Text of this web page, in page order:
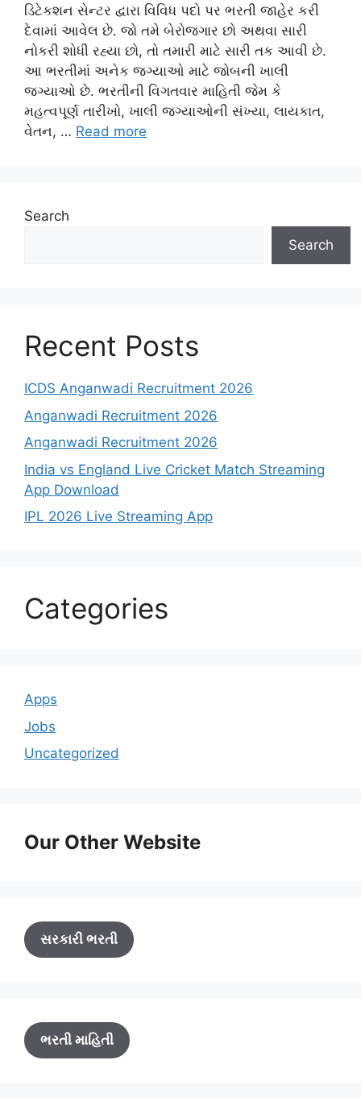
ડિટેકશન સેન્ટર દ્વારા વિવિધ પદો પર ભરતી જાહેર કરી
દેવામાં આવેલ છે. જો તમે બેરોજગાર છો અથવા સારી
નોકરી શોધી રહ્યા છો, તો તમારી માટે સારી તક આવી છે.
આ ભરતીમાં અનેક જગ્યાઓ માટે જોબની ખાલી
જગ્યાઓ છે. ભરતીની વિગતવાર માહિતી જેમ કે
મહત્વપૂર્ણ તારીખો, ખાલી જગ્યાઓની સંખ્યા, લાયકાત,
વેતન, … Read more
Search
Search
Recent Posts
ICDS Anganwadi Recruitment 2026
Anganwadi Recruitment 2026
Anganwadi Recruitment 2026
India vs England Live Cricket Match Streaming
App Download
IPL 2026 Live Streaming App
Categories
Apps
Jobs
Uncategorized
Our Other Website
સરકારી ભરતી
ભરતી માહિતી